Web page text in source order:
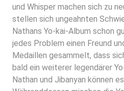
und Whisper machen sich zu
stellen sich ungeahnten
Nathans Yo-kai-Album schon
jedes Problem einen Freund
Medaillen gesammelt, dass
bald ein weiterer legendärer
Nathan und Jibanyan können